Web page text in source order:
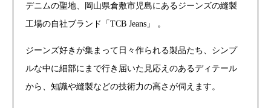
デニムの聖地、岡山県倉敷市児島にあるジーンズの縫製
工場の自社ブランド「TCB Jeans」 。
ジーンズ好きが集まって日々作られる製品たち、シンプ
ルな中に細部にまで行き届いた見応えのあるディテール
から、知識や縫製などの技術力の高さが伺えます。